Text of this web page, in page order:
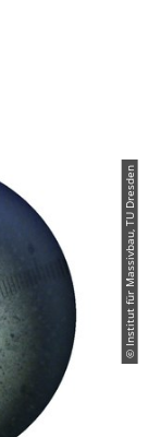
© Institut für Massivbau, TU Dresden